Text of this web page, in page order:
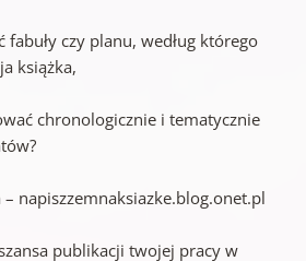
czy planu, według którego
książka,
chronologicznie i tematycznie
– napiszzemnaksiazke.blog.onet.pl
publikacji twojej pracy w